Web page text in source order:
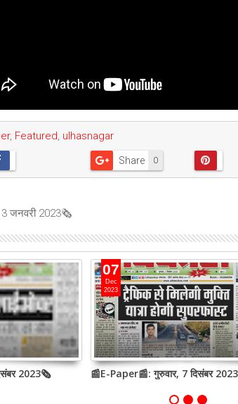
, Featured, ulhasnagar
0
Share
जनवरी 2023🗞
2023🗞
07
Dec
2023
📰E-Paper📰: गुरुवार, 7 दिसंबर